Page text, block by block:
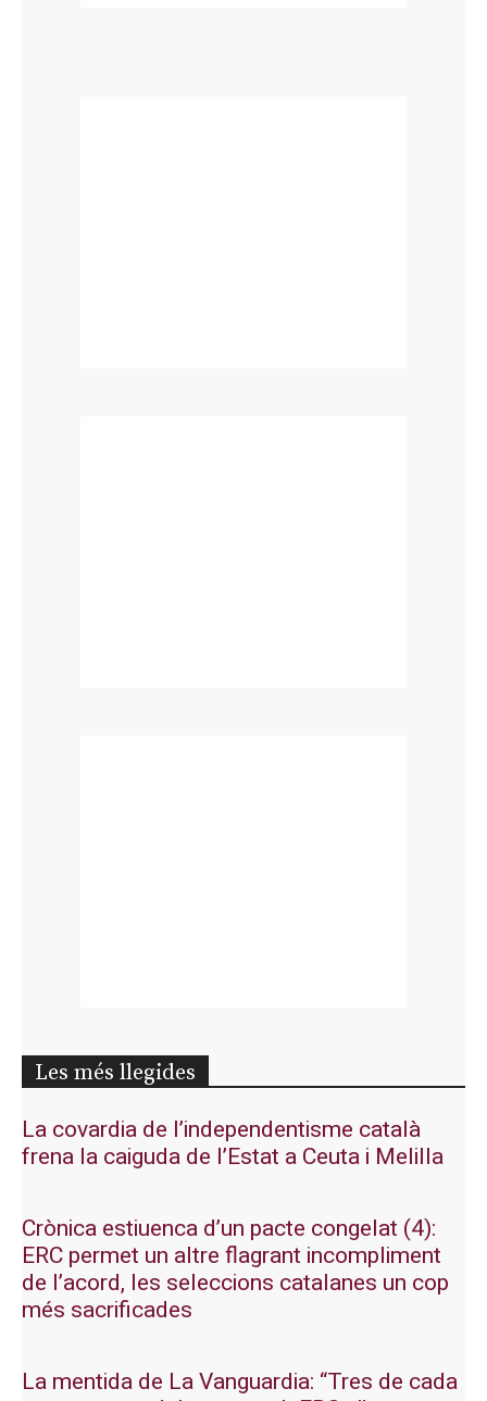
Les més llegides
La covardia de l’independentisme català
frena la caiguda de l’Estat a Ceuta i Melilla
Crònica estiuenca d’un pacte congelat (4):
ERC permet un altre flagrant incompliment
de l’acord, les seleccions catalanes un cop
més sacrificades
La mentida de La Vanguardia: “Tres de cada